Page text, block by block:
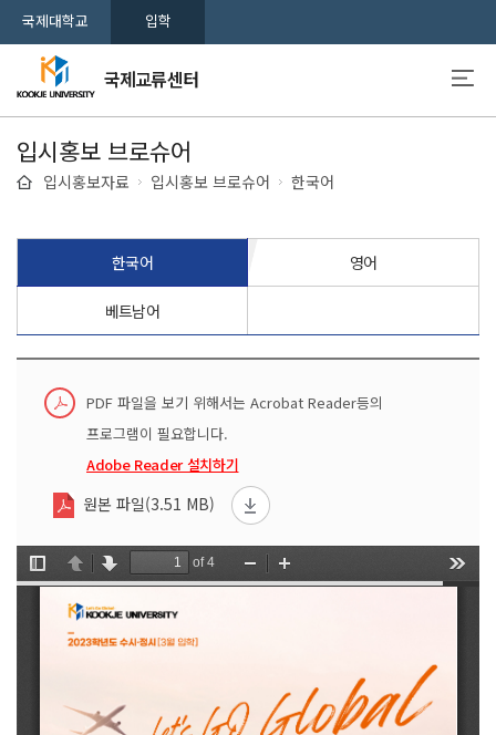
국제대학교 입학
국제교류센터
입시홍보자료 입시홍보 브로슈어 한국어
입시홍보 브로슈어
한국어 영어
베트남어
PDF 파일을 보기 위해서는 Acrobat Reader등의
프로그램이 필요합니다.
Adobe Reader 설치하기
원본 파일(3.51 MB)